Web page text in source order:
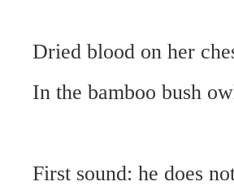
Dried blood on her
In the bamboo bush
First sound: he does